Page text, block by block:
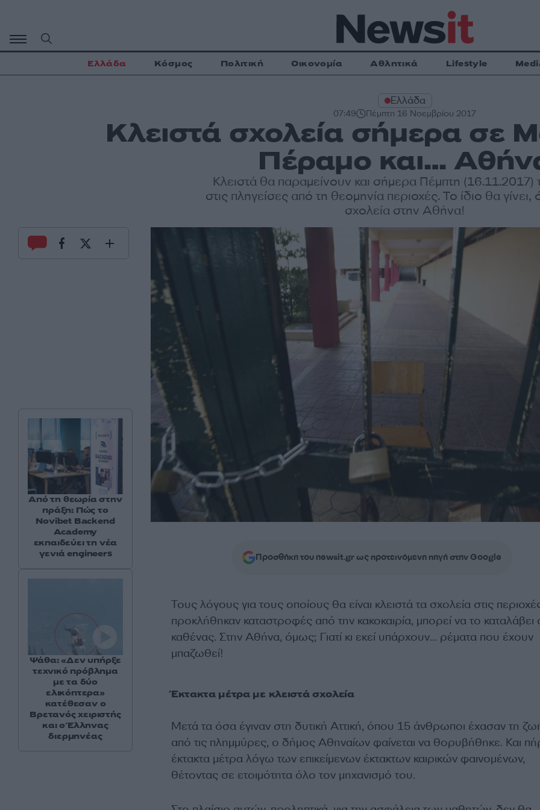
περιεχόμενο
Ελλάδα Κόσμος Πολιτική Οικονομία Αθλητικά Lifestyle
Ελλάδα
07:49 Πέμπτη 16 Νοεμβρίου 2017
Κλειστά σχολεία σήμερα σε
Πέραμο και…
Κλειστά θα παραμείνουν και σήμερα Πέμπτη (16.11.2017)
στις πληγείσες από τη θεομηνία περιοχές. Το ίδιο θα γίνει,
σχολεία στην Αθήνα!
Προσθήκη του newsit.gr ως προτεινόμενη πηγή στην Google
Τους λόγους για τους οποίους θα είναι κλειστά τα σχολεία στις
προκλήθηκαν καταστροφές από την κακοκαιρία, μπορεί να το καταλάβει
καθένας. Στην Αθήνα, όμως; Γιατί κι εκεί υπάρχουν… ρέματα που έχουν
μπαζωθεί!
Έκτακτα μέτρα με κλειστά σχολεία
Μετά τα όσα έγιναν στη δυτική Αττική, όπου 15 άνθρωποι έχασαν τη
από τις πλημμύρες, ο δήμος Αθηναίων φαίνεται να θορυβήθηκε. Και
έκτακτα μέτρα λόγω των επικείμενων έκτακτων καιρικών φαινομένων,
θέτοντας σε ετοιμότητα όλο τον μηχανισμό του.
Από τη θεωρία στην
πράξη: Πώς το
Novibet Backend
Academy
εκπαιδεύει τη νέα
γενιά engineers
Ψάθα: «Δεν υπήρξε
τεχνικό πρόβλημα
με τα δύο
ελικόπτερα»
κατέθεσαν ο
Βρετανός χειριστής
και ο Έλληνας
διερμηνέας